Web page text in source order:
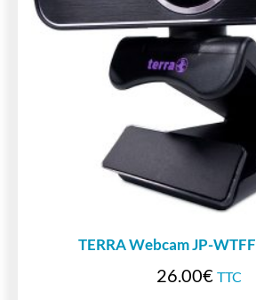
TERRA Webcam JP-
26.00€ TTC